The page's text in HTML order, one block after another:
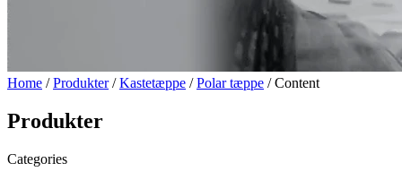
Home /Produkter/Kastetæppe /Polar tæppe / Content
Produkter
Categories